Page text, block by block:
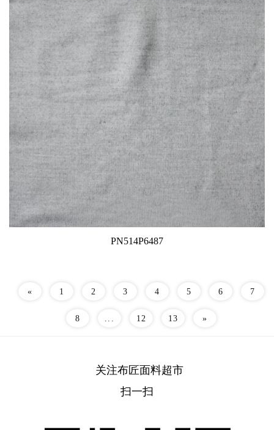
PN514P6487
« 1 2 3 4 5 6 7
8 ... 12 13 »
关注布匠面料超市
扫一扫